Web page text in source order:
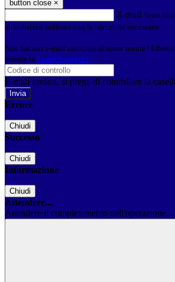
button close ×
E-mail Verrà
all'indirizzo indicato con le istruzioni necessarie.
Non hai una e-mail associata al nome utente?
tramite la Login Spaggiari
E-mail inviata, si prega di controllare la
Errore
Chiudi
Successo
Chiudi
Informazione
Chiudi
Attendere...
Attendere il completamento dell'operazione...